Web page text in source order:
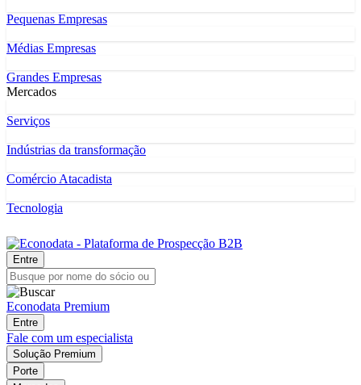
Pequenas Empresas
Médias Empresas
Grandes Empresas
Mercados
Serviços
Indústrias da transformação
Comércio Atacadista
Tecnologia
Entre
Econodata Premium
Entre
Fale com um especialista
Solução Premium
Porte